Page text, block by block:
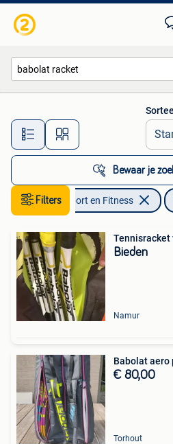
Alle afstanden…
Bewaar je
Filters Sport en Fitness
Tennisracket
Bieden
Namur
Babolat aero
€ 80,00
Torhout